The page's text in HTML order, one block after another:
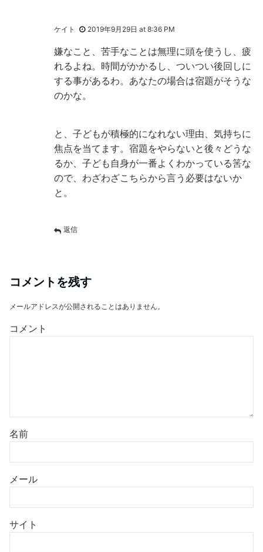
ケイト 2019年9月29日 at 8:36 PM
嫌なこと、苦手なことは無理に頭を使うし、疲
れるよね。時間がかかるし、ついつい後回しに
する事があるわ。あなたの場合は宿題がそうな
のかな。
と、子どもが積極的になれない理由、気持ちに
焦点を当てます。宿題をやらないと後々どうな
るか、子ども自身が一番よくわかっている筈な
ので、わざわざこちらから言う必要はないか
と。
返信
コメントを残す
メールアドレスが公開されることはありません。
コメント
名前
メール
サイト